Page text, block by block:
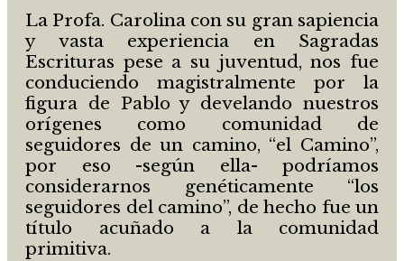
La Profa. Carolina con su gran sapiencia
y vasta experiencia en Sagradas
Escrituras pese a su juventud, nos fue
conduciendo magistralmente por la
figura de Pablo y develando nuestros
orígenes como comunidad de
seguidores de un camino, “el Camino”,
por eso -según ella- podríamos
considerarnos genéticamente “los
seguidores del camino”, de hecho fue un
título acuñado a la comunidad
primitiva.